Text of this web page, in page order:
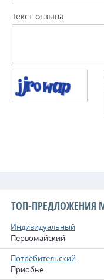
Текст отзыва
ТОП-ПРЕДЛОЖЕНИЯ
Индивидуальный
Первомайский
Потребительский
Приобье